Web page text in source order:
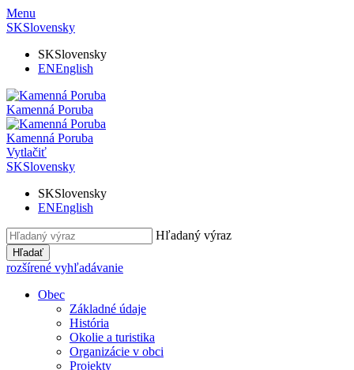
Menu
SKSlovensky
SKSlovensky
ENEnglish
Kamenná Poruba
Kamenná Poruba
Vytlačiť
SKSlovensky
SKSlovensky
ENEnglish
Hľadaný výraz
Hľadať
rozšírené vyhľadávanie
Obec
Základné údaje
História
Okolie a turistika
Organizácie v obci
Projekty